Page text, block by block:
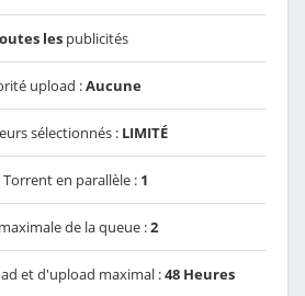
les publicités
upload :Aucune
sélectionnés : LIMITÉ
Torrent en parallèle : 1
de la queue :2
et d'upload maximal :48 Heures